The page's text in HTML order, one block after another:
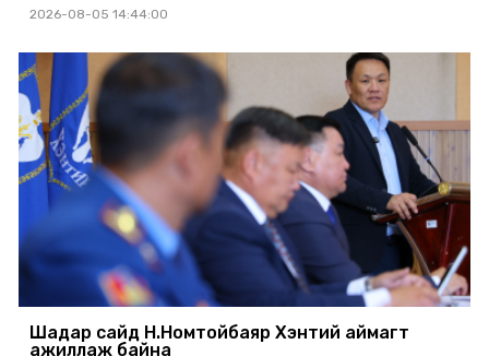
2026-08-05 14:44:00
Шадар сайд Н.Номтойбаяр Хэнтий аймагт
ажиллаж байна